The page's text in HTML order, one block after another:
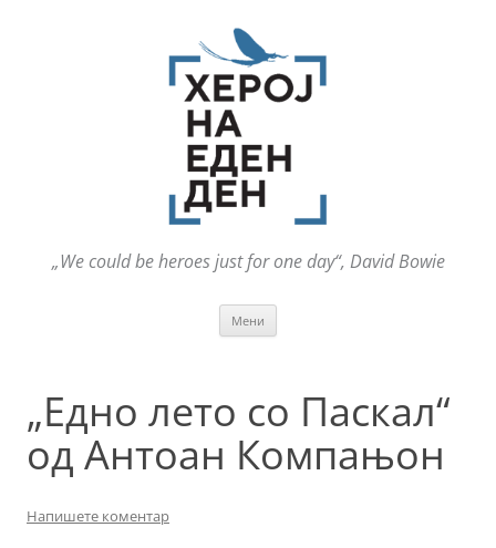
„We could be heroes just for one day“, David Bowie
Мени
„Едно лето со Паскал“
од Антоан Компањон
Напишете коментар